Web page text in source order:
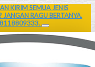
KIRIM SEMUA JENIS
JANGAN RAGU BERTANYA.